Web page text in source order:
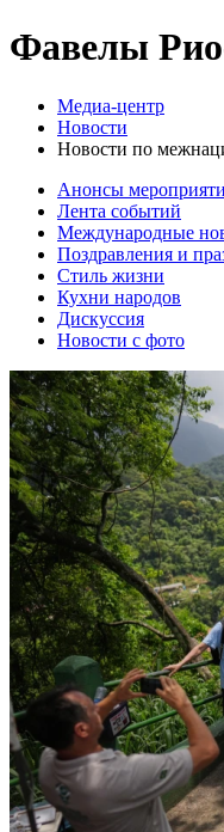
Фавелы
Медиа-центр
Новости
Новости по
Анонсы
Лента событий
Международные
Поздравления и
Cтиль жизни
Кухни народов
Дискуссия
Новости с фото